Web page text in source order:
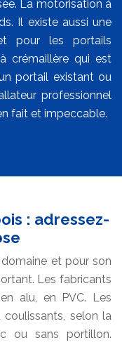
La motorisation à
Il existe aussi une
pour les portails
crémaillère qui est
portail existant ou
professionnel
fait et impeccable.
: adressez-
et pour son
Les fabricants
alu, en PVC. Les
selon la
ou sans portillon.